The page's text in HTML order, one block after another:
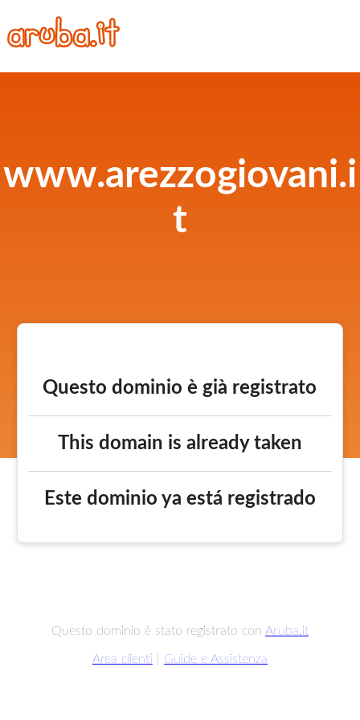
www.arezzogiovani.i
t
Questo dominio è già registrato
This domain is already taken
Este dominio ya está registrado
Questo dominio è stato registrato con Aruba.it
Area clienti Guide e Assistenza